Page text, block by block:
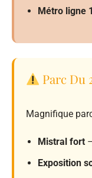
Métro ligne 1
Parc Du
Magnifique
Mistral fort
Exposition